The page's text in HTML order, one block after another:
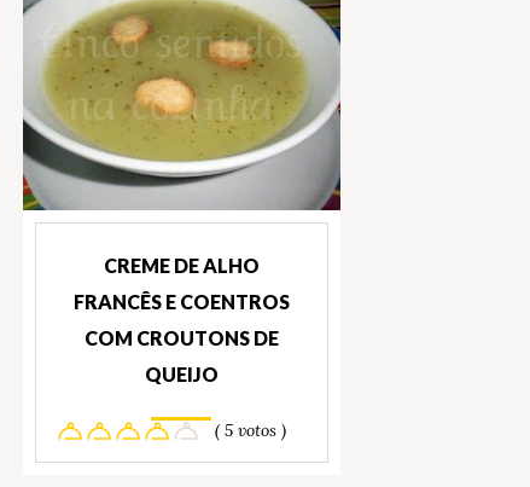
CREME DE ALHO
FRANCÊS E COENTROS
COM CROUTONS DE
QUEIJO
( 5 votos )